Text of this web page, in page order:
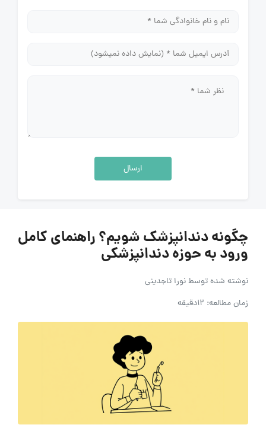
ارسال
چگونه دندانپزشک شویم؟ راهنمای کامل
ورود به حوزه دندانپزشکی
نوشته شده توسطنورا تاجدینی
زمان مطالعه: 12دقیقه